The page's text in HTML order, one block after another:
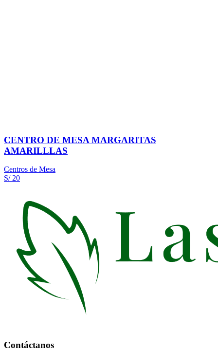
CENTRO DE MESA MARGARITAS
AMARILLLAS
Centros de Mesa
S/ 20
Contáctanos